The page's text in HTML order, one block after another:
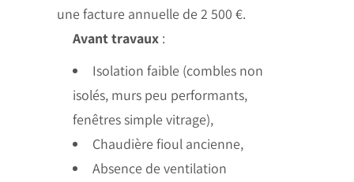
une facture annuelle de 2 500 €.
Avant travaux :
Isolation faible (combles non
isolés, murs peu performants,
fenêtres simple vitrage),
Chaudière fioul ancienne,
Absence de ventilation